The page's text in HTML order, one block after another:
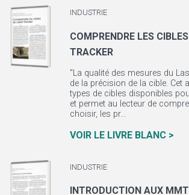
INDUSTRIE
COMPRENDRE LES
TRACKER
"La qualité des mesures du
de la précision de la cible. Cet
types de cibles disponibles
et permet au lecteur de
choisir, les pr...
VOIR LE LIVRE BLANC >
INDUSTRIE
INTRODUCTION AUX